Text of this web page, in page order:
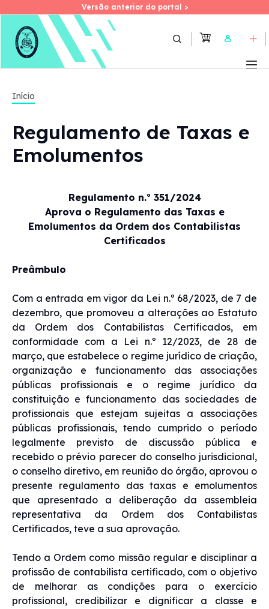
Skip
Versão anterior do portal >
Versão anterior do portal >
User
Início
Regulamento de Taxas e
Emolumentos
Regulamento n.º 351/2024
Aprova o Regulamento das Taxas e
Emolumentos da Ordem dos Contabilistas
Certificados
Preâmbulo
Com a entrada em vigor da Lei n.º 68/2023, de 7 de
dezembro, que promoveu a alterações ao Estatuto
da Ordem dos Contabilistas Certificados, em
conformidade com a Lei n.º 12/2023, de 28 de
março, que estabelece o regime jurídico de criação,
organização e funcionamento das associações
públicas profissionais e o regime jurídico da
constituição e funcionamento das sociedades de
profissionais que estejam sujeitas a associações
públicas profissionais, tendo cumprido o período
legalmente previsto de discussão pública e
recebido o prévio parecer do conselho jurisdicional,
o conselho diretivo, em reunião do órgão, aprovou o
presente regulamento das taxas e emolumentos
que apresentado a deliberação da assembleia
representativa da Ordem dos Contabilistas
Certificados, teve a sua aprovação.
Tendo a Ordem como missão regular e disciplinar a
profissão de contabilista certificado, com o objetivo
de melhorar as condições para o exercício
profissional, credibilizar e dignificar a classe e